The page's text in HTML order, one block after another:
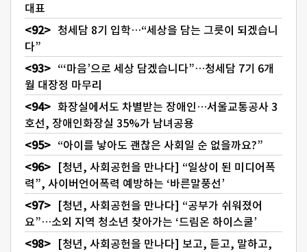
대표
청세담 8기 입학…“세상을 담는 그릇이 되겠습니
다”
“‘마음’으로 세상 담겠습니다”…청세담 7기 6개
월 대장정 마무리
화장실에서도 차별받는 장애인…서울교통공사 3
호선, 장애인화장실 35%가 남녀공용
“아이를 낳아도 괜찮은 사회일 순 없을까요?”
[청년, 사회공헌을 만나다] “일상이 된 미디어폭
력”, 사이버언어폭력 예방하는 ‘바른말풍선’
[청년, 사회공헌을 만나다] “공부가 쉬워졌어
요”…소외 지역 청소년 찾아가는 ‘드림온 하이스쿨’
[청년, 사회공헌을 만나다] 보고, 듣고, 말하고,